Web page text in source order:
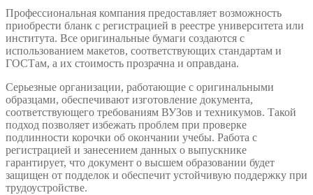
Профессиональная компания предоставляет возможность
приобрести бланк с регистрацией в реестре университета или
института. Все оригинальные бумаги создаются с
использованием макетов, соответствующих стандартам и
ГОСТам, а их стоимость прозрачна и оправдана.
Серьезные организации, работающие с оригинальными
образцами, обеспечивают изготовление документа,
соответствующего требованиям ВУЗов и техникумов. Такой
подход позволяет избежать проблем при проверке
подлинности корочки об окончании учебы. Работа с
регистрацией и занесением данных о выпускнике
гарантирует, что документ о высшем образовании будет
защищен от подделок и обеспечит устойчивую поддержку при
трудоустройстве.